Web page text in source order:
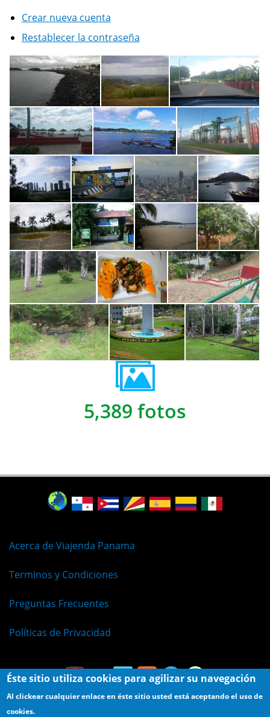
Crear nueva cuenta
Restablecer la contraseña
5,389 fotos
Acerca de Viajenda Panama
Terminos y Condiciones
Preguntas Frecuentes
Políticas de Privacidad
Éste sitio utiliza cookies para agilizar su navegación
Al clickear cualquier enlace en éste sitio usted está aceptando el uso de
cookies.